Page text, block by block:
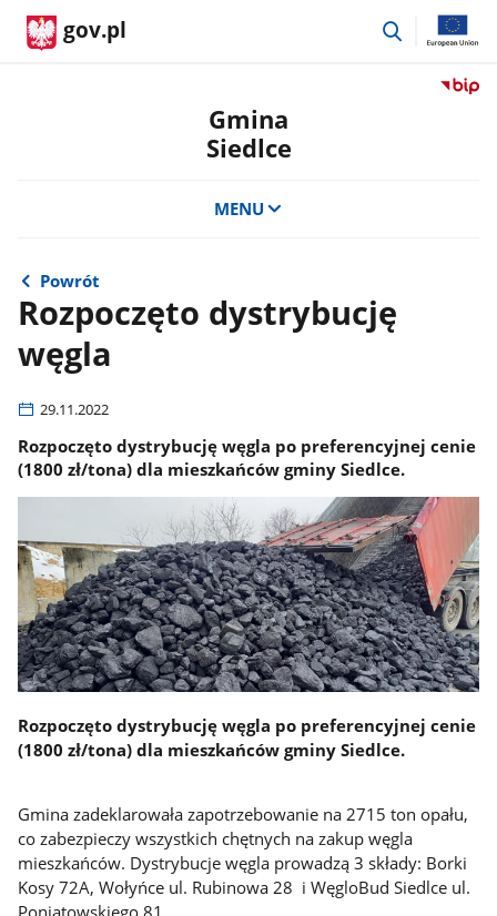
gov.pl
przejdź
Przejdź
Gmina
Siedlce
MENU
Powrót
Rozpoczęto dystrybucję
węgla
29.11.2022
Rozpoczęto dystrybucję węgla po preferencyjnej cenie
(1800 zł/tona) dla mieszkańców gminy Siedlce.
Rozpoczęto dystrybucję węgla po preferencyjnej cenie
(1800 zł/tona) dla mieszkańców gminy Siedlce.
Gmina zadeklarowała zapotrzebowanie na 2715 ton opału,
co zabezpieczy wszystkich chętnych na zakup węgla
mieszkańców. Dystrybucje węgla prowadzą 3 składy: Borki
Kosy 72A, Wołyńce ul. Rubinowa 28 i WęgloBud Siedlce ul.
Poniatowskiego 81.